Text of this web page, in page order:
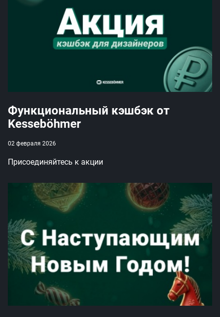
Функциональный кэшбэк от
Kesseböhmer
02 февраля 2026
Присоединяйтесь к акции